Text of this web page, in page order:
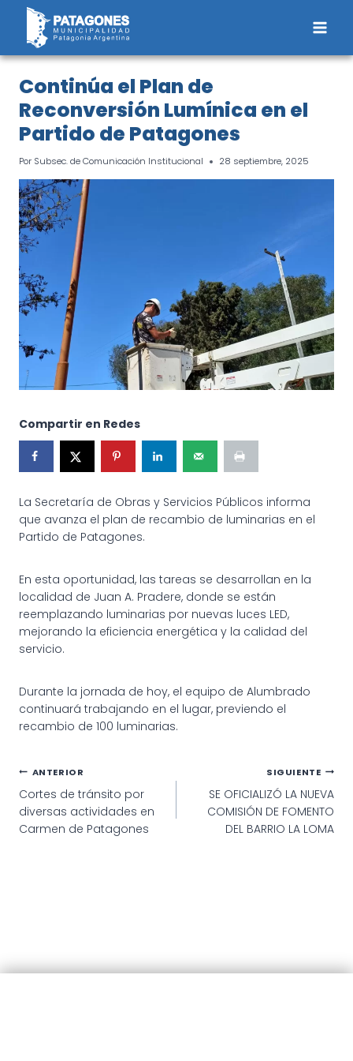
Saltar
contenido
Continúa el Plan de
Reconversión Lumínica en el
Partido de Patagones
Por Subsec. de Comunicación Institucional 28 septiembre, 2025
Compartir en Redes
La Secretaría de Obras y Servicios Públicos informa
que avanza el plan de recambio de luminarias en el
Partido de Patagones.
En esta oportunidad, las tareas se desarrollan en la
localidad de Juan A. Pradere, donde se están
reemplazando luminarias por nuevas luces LED,
mejorando la eficiencia energética y la calidad del
servicio.
Durante la jornada de hoy, el equipo de Alumbrado
continuará trabajando en el lugar, previendo el
recambio de 100 luminarias.
Navegación
de
entradas
ANTERIOR
Cortes de tránsito por
diversas actividades en
Carmen de Patagones
SIGUIENTE
SE OFICIALIZÓ LA NUEVA
COMISIÓN DE FOMENTO
DEL BARRIO LA LOMA